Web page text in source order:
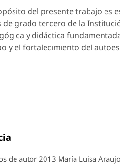
del presente trabajo es
de grado tercero de la
y didáctica
y el fortalecimiento del
de autor 2013 María Luisa